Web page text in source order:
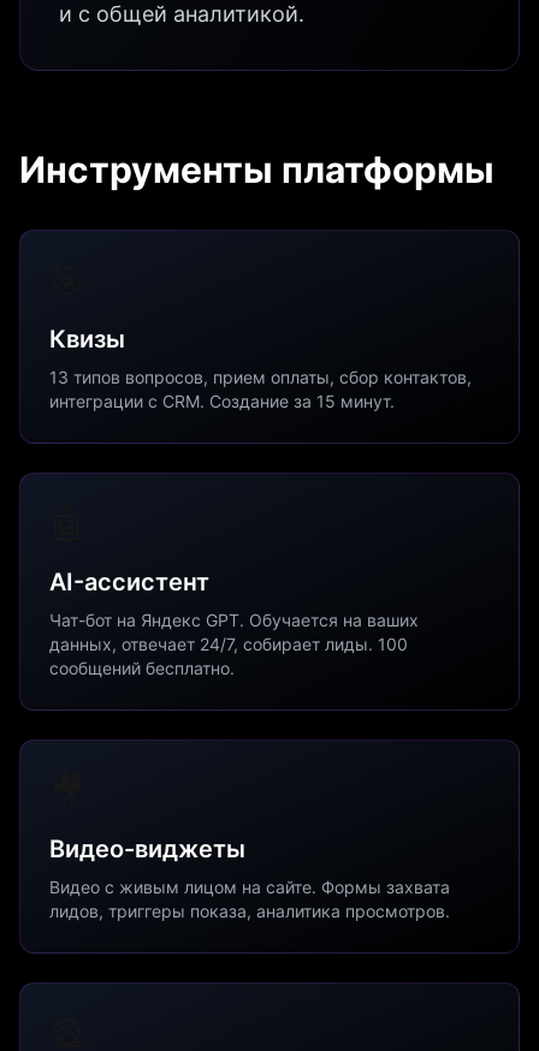
и с общей аналитикой.
Инструменты платформы
Квизы
13 типов вопросов, прием оплаты, сбор контактов,
интеграции с CRM. Создание за 15 минут.
AI-ассистент
Чат-бот на Яндекс GPT. Обучается на ваших
данных, отвечает 24/7, собирает лиды. 100
сообщений бесплатно.
Видео-виджеты
Видео с живым лицом на сайте. Формы захвата
лидов, триггеры показа, аналитика просмотров.